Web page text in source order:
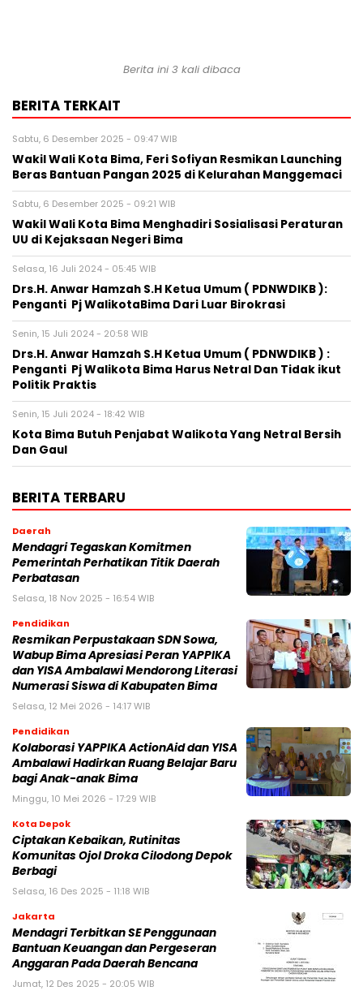
Berita ini 3 kali dibaca
BERITA TERKAIT
Sabtu, 6 Desember 2025 - 09:47 WIB
Wakil Wali Kota Bima, Feri Sofiyan Resmikan Launching
Beras Bantuan Pangan 2025 di Kelurahan Manggemaci
Sabtu, 6 Desember 2025 - 09:21 WIB
Wakil Wali Kota Bima Menghadiri Sosialisasi Peraturan
UU di Kejaksaan Negeri Bima
Selasa, 16 Juli 2024 - 05:45 WIB
Drs.H. Anwar Hamzah S.H Ketua Umum ( PDNWDIKB ):
Penganti Pj WalikotaBima Dari Luar Birokrasi
Senin, 15 Juli 2024 - 20:58 WIB
Drs.H. Anwar Hamzah S.H Ketua Umum ( PDNWDIKB ) :
Penganti Pj Walikota Bima Harus Netral Dan Tidak ikut
Politik Praktis
Senin, 15 Juli 2024 - 18:42 WIB
Kota Bima Butuh Penjabat Walikota Yang Netral Bersih
Dan Gaul
BERITA TERBARU
Daerah
Mendagri Tegaskan Komitmen
Pemerintah Perhatikan Titik Daerah
Perbatasan
Selasa, 18 Nov 2025 - 16:54 WIB
Pendidikan
Resmikan Perpustakaan SDN Sowa,
Wabup Bima Apresiasi Peran YAPPIKA
dan YISA Ambalawi Mendorong Literasi
Numerasi Siswa di Kabupaten Bima
Selasa, 12 Mei 2026 - 14:17 WIB
Pendidikan
Kolaborasi YAPPIKA ActionAid dan YISA
Ambalawi Hadirkan Ruang Belajar Baru
bagi Anak-anak Bima
Minggu, 10 Mei 2026 - 17:29 WIB
Kota Depok
Ciptakan Kebaikan, Rutinitas
Komunitas Ojol Droka Cilodong Depok
Berbagi
Selasa, 16 Des 2025 - 11:18 WIB
Jakarta
Mendagri Terbitkan SE Penggunaan
Bantuan Keuangan dan Pergeseran
Anggaran Pada Daerah Bencana
Jumat, 12 Des 2025 - 20:05 WIB